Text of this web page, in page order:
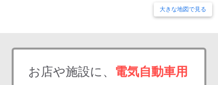
大きな地図で見る
お店や施設に、 電気自動車用